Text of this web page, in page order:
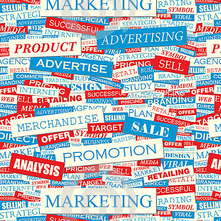
دی
ماه
افزایش
خواهد
یافت
را
روی
پنل
ثبت
نمایند